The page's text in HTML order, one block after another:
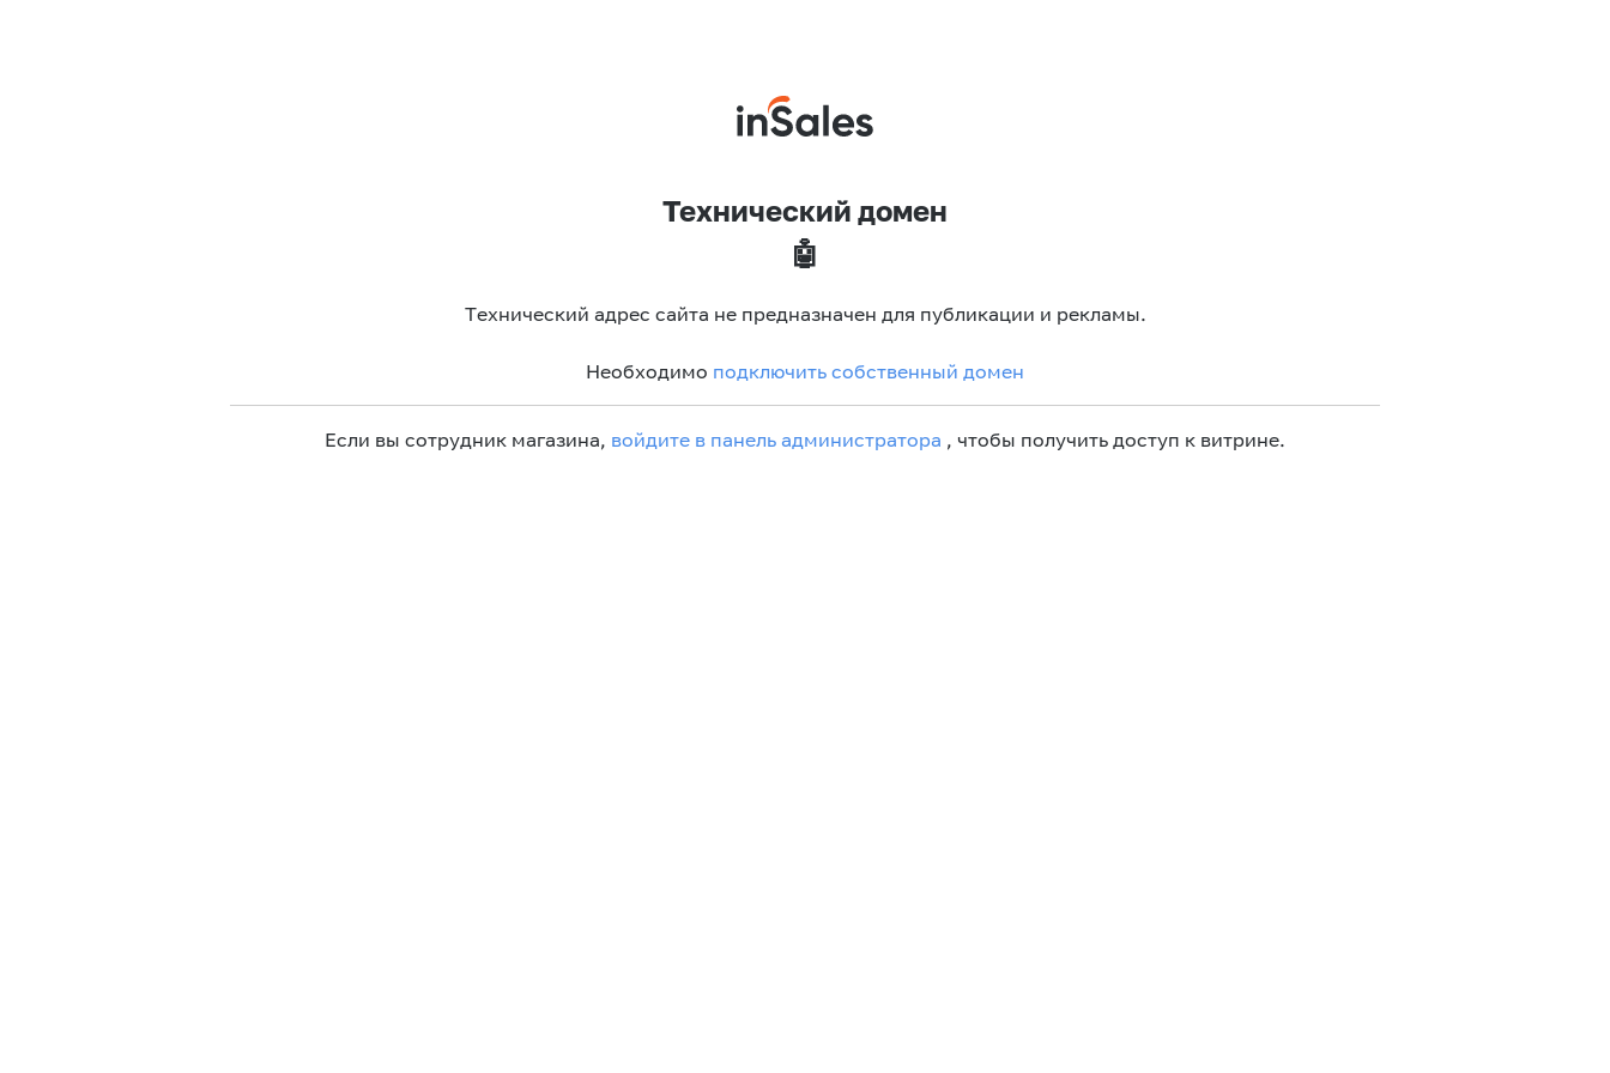
Технический домен
🤖
Технический адрес сайта не предназначен для публикации и рекламы.
Необходимо подключить собственный домен
Если вы сотрудник магазина, войдите в панель администратора , чтобы получить доступ к витрине.